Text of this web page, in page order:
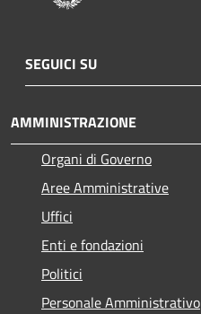
SEGUICI SU
AMMINISTRAZIONE
Organi di Governo
Aree Amministrative
Uffici
Enti e fondazioni
Politici
Personale Amministrativo